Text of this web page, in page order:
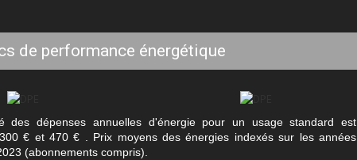
de performance énergétique
des dépenses annuelles d'énergie pour un usage standard est
€ et 470 € . Prix moyens des énergies indexés sur les années
(abonnements compris).